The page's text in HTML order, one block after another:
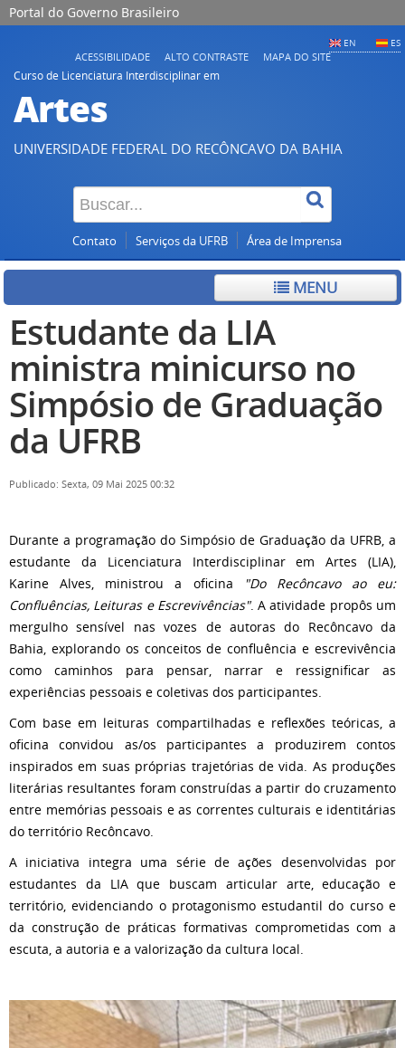
Portal do Governo Brasileiro
EN ES
ACESSIBILIDADE ALTO CONTRASTE
MAPA DO SITE
Curso de Licenciatura Interdisciplinar em
Artes
UNIVERSIDADE FEDERAL DO RECÔNCAVO DA BAHIA
Contato Serviços da UFRB Área de Imprensa
MENU
Estudante da LIA
ministra minicurso no
Simpósio de Graduação
da UFRB
Publicado: Sexta, 09 Mai 2025 00:32
Durante a programação do Simpósio de Graduação da UFRB, a
estudante da Licenciatura Interdisciplinar em Artes (LIA),
Karine Alves, ministrou a oficina
"Do Recôncavo ao eu:
Confluências, Leituras e Escrevivências". A atividade propôs um
mergulho sensível nas vozes de autoras do Recôncavo da
Bahia, explorando os conceitos de confluência e escrevivência
como caminhos para pensar, narrar e ressignificar as
experiências pessoais e coletivas dos participantes.
Com base em leituras compartilhadas e reflexões teóricas, a
oficina convidou as/os participantes a produzirem contos
inspirados em suas próprias trajetórias de vida. As produções
literárias resultantes foram construídas a partir do cruzamento
entre memórias pessoais e as correntes culturais e identitárias
do território Recôncavo.
A iniciativa integra uma série de ações desenvolvidas por
estudantes da LIA que buscam articular arte, educação e
território, evidenciando o protagonismo estudantil do curso e
da construção de práticas formativas comprometidas com a
escuta, a autoria e a valorização da cultura local.